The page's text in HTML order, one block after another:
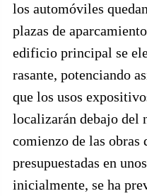
los automóviles
plazas de
edificio principal se
rasante, potenciando
que los usos
localizarán debajo del
comienzo de las obras
presupuestadas en
inicialmente, se ha